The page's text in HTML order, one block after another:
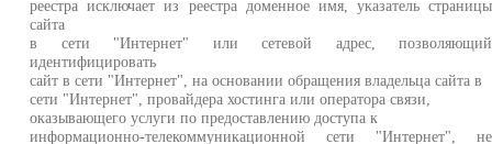
реестра исключает из реестра доменное имя, указатель страницы
сайта
в сети "Интернет" или сетевой адрес, позволяющий
идентифицировать
сайт в сети "Интернет", на основании обращения владельца сайта в
сети "Интернет", провайдера хостинга или оператора связи,
оказывающего услуги по предоставлению доступа к
информационно-телекоммуникационной сети "Интернет", не